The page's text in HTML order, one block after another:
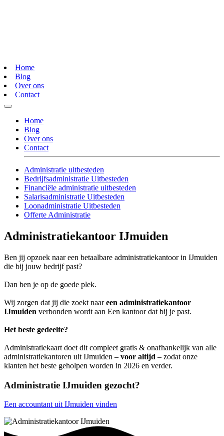
Home
Blog
Over ons
Contact
Home
Blog
Over ons
Contact
Administratie uitbesteden
Bedrijfsadministratie Uitbesteden
Financiële administratie uitbesteden
Salarisadministratie Uitbesteden
Loonadministratie Uitbesteden
Offerte Administratie
Administratiekantoor IJmuiden
Ben jij opzoek naar een betaalbare administratiekantoor in IJmuiden
die bij jouw bedrijf past?
Dan ben je op de goede plek.
Wij zorgen dat jij die zoekt naareen administratiekantoor
IJmuiden verbonden wordt aan Een kantoor dat bij je past.
Het beste gedeelte?
Administratiekaart doet dit compleet gratis & onafhankelijk van alle
administratiekantoren uit IJmuiden – voor altijd – zodat onze
klanten het beste geholpen worden in 2026 en verder.
Administratie IJmuiden gezocht?
Een accountant uit IJmuiden vinden